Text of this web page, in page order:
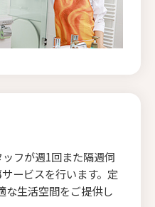
フが週1回また隔週伺
ービスを行います。定
な生活空間をご提供し